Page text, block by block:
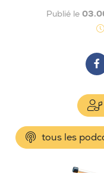
Publié le
tous les